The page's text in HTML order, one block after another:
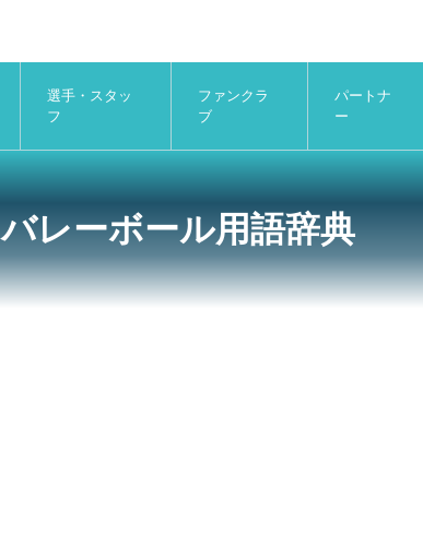
選手・スタッ
フ
ファンクラ
ブ
パートナ
ー
バレーボール用語辞典